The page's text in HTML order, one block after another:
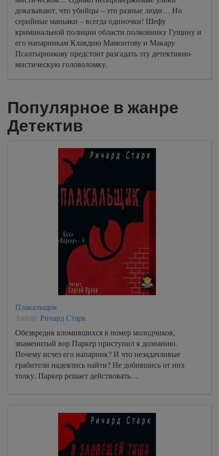
доказывают, что убийцы – это разные люди… Но
серийные маньяки – всегда одиночки! Шефу
криминальной полиции области полковнику Гущину и
его напарникам Клавдию Мамонтову и Макару
Псалтырникову предстоит разгадать эту детективно-
мистическую головоломку.
Популярное в жанре
Детектив
Плакальщик
Автор: Ричард Старк
Обезвредив вломившихся в номер молодчиков,
знаменитый вор Паркер приступил к дознанию.
Почему исчез его напарник? И что незадачливые
грабители надеялись найти? Не добившись от них
толку, Паркер решает действовать…